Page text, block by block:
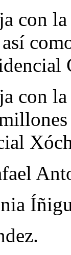
con
con